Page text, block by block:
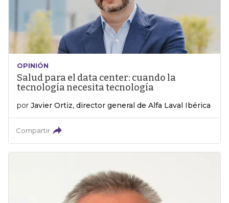
OPINIÓN
Salud para el data center: cuando la
tecnología necesita tecnología
por Javier Ortiz, director general de Alfa Laval Ibérica
Compartir